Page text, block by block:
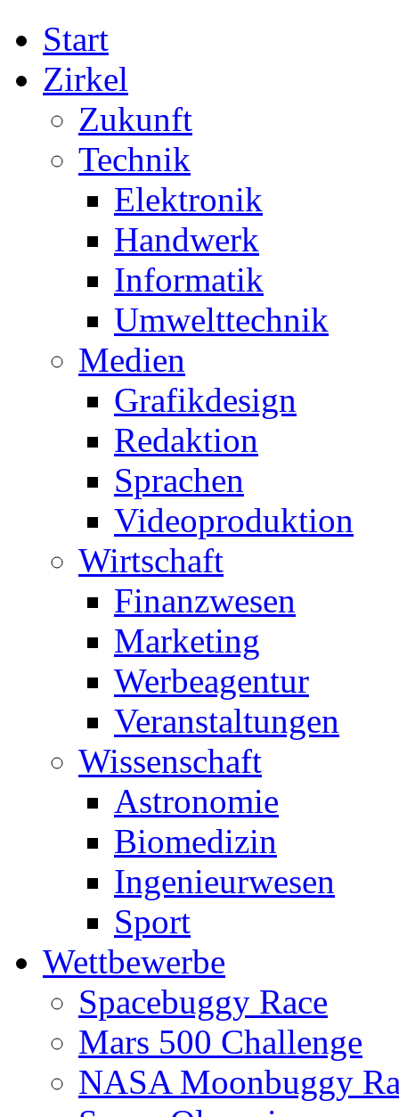
Start
Zirkel
Zukunft
Technik
Elektronik
Handwerk
Informatik
Umwelttechnik
Medien
Grafikdesign
Redaktion
Sprachen
Videoproduktion
Wirtschaft
Finanzwesen
Marketing
Werbeagentur
Veranstaltungen
Wissenschaft
Astronomie
Biomedizin
Ingenieurwesen
Sport
Wettbewerbe
Spacebuggy Race
Mars 500 Challenge
NASA Moonbuggy